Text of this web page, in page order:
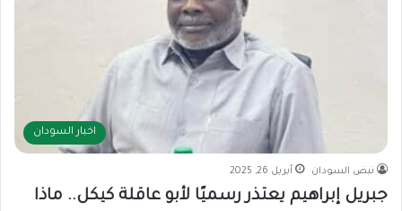
اخبار السودان
نبض السودان أبريل 26, 2025
جبريل إبراهيم يعتذر رسميًا لأبو عاقلة كيكل.. ماذا